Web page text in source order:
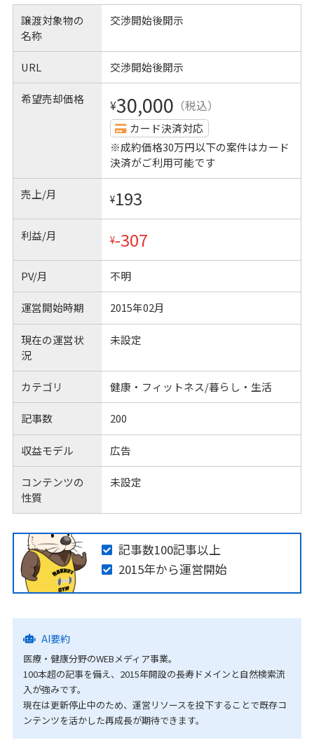
譲渡対象物の
名称
交渉開始後開示
URL 交渉開始後開示
希望売却価格 ¥30,000 （税込）
カード決済対応
※成約価格30万円以下の案件はカード
決済がご利用可能です
売上/月 ¥193
利益/月 ¥-307
PV/月 不明
運営開始時期 2015年02月
現在の運営状
況
未設定
カテゴリ 健康・フィットネス/暮らし・生活
記事数 200
収益モデル 広告
コンテンツの
性質
未設定
記事数100記事以上
2015年から運営開始
AI要約
医療・健康分野のWEBメディア事業。
100本超の記事を備え、2015年開設の長寿ドメインと自然検索流
入が強みです。
現在は更新停止中のため、運営リソースを投下することで既存コ
ンテンツを活かした再成長が期待できます。